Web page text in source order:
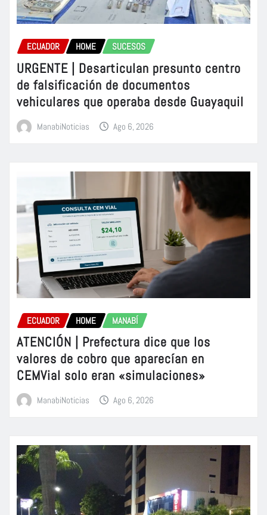
ECUADOR HOME SUCESOS
URGENTE | Desarticulan presunto centro
de falsificación de documentos
vehiculares que operaba desde Guayaquil
ManabiNoticias Ago 6, 2026
ECUADOR HOME MANABÍ
ATENCIÓN | Prefectura dice que los
valores de cobro que aparecían en
CEMVial solo eran «simulaciones»
ManabiNoticias Ago 6, 2026